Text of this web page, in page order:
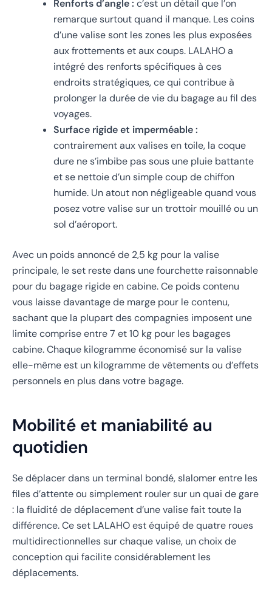
Renforts d’angle : c’est un détail que l’on
remarque surtout quand il manque. Les coins
d’une valise sont les zones les plus exposées
aux frottements et aux coups. LALAHO a
intégré des renforts spécifiques à ces
endroits stratégiques, ce qui contribue à
prolonger la durée de vie du bagage au fil des
voyages.
Surface rigide et imperméable :
contrairement aux valises en toile, la coque
dure ne s’imbibe pas sous une pluie battante
et se nettoie d’un simple coup de chiffon
humide. Un atout non négligeable quand vous
posez votre valise sur un trottoir mouillé ou un
sol d’aéroport.
Avec un poids annoncé de 2,5 kg pour la valise
principale, le set reste dans une fourchette raisonnable
pour du bagage rigide en cabine. Ce poids contenu
vous laisse davantage de marge pour le contenu,
sachant que la plupart des compagnies imposent une
limite comprise entre 7 et 10 kg pour les bagages
cabine. Chaque kilogramme économisé sur la valise
elle-même est un kilogramme de vêtements ou d’effets
personnels en plus dans votre bagage.
Mobilité et maniabilité au
quotidien
Se déplacer dans un terminal bondé, slalomer entre les
files d’attente ou simplement rouler sur un quai de gare
: la fluidité de déplacement d’une valise fait toute la
différence. Ce set LALAHO est équipé de quatre roues
multidirectionnelles sur chaque valise, un choix de
conception qui facilite considérablement les
déplacements.